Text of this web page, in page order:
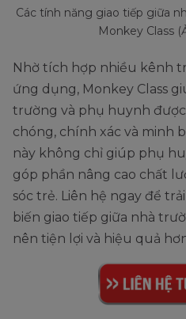
Các tính năng giao tiếp giữa
Monkey Class
Nhờ tích hợp nhiều kênh
ứng dụng, Monkey Class
trường và phụ huynh
chóng, chính xác và minh
này không chỉ giúp phụ
góp phần nâng cao chất
sóc trẻ. Liên hệ ngay để
biến giao tiếp giữa nhà
nên tiện lợi và hiệu quả